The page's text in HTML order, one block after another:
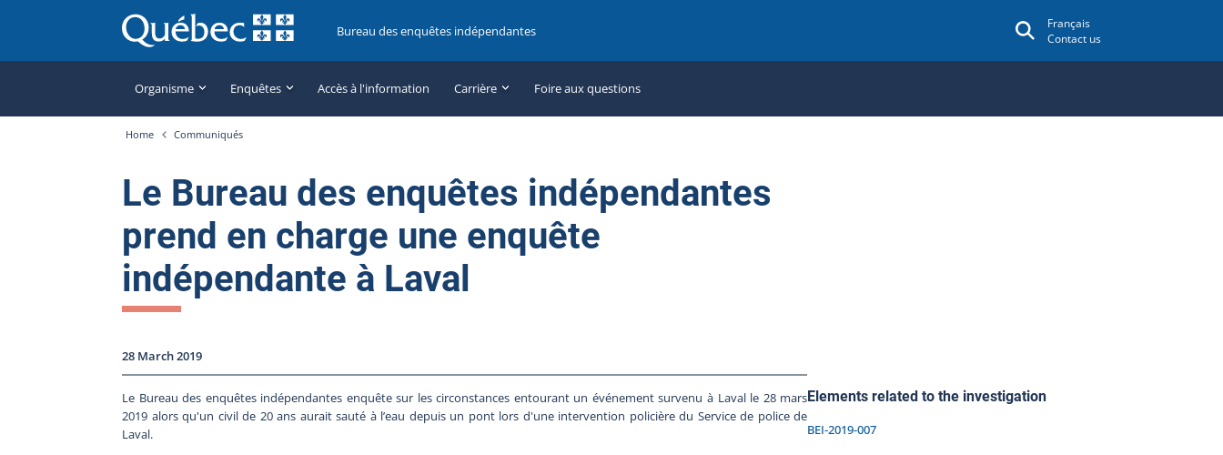
Bureau des enquêtes indépendantes
Français
Contact us
Organisme Enquêtes Accès à l'information Carrière Foire aux questions
Home Communiqués
Le Bureau des enquêtes indépendantes
prend en charge une enquête
indépendante à Laval
28 March 2019
Le Bureau des enquêtes indépendantes enquête sur les circonstances entourant un événement survenu à Laval le 28 mars
2019 alors qu'un civil de 20 ans aurait sauté à l’eau depuis un pont lors d'une intervention policière du Service de police de
Laval.
Elements related to the investigation
BEI-2019-007